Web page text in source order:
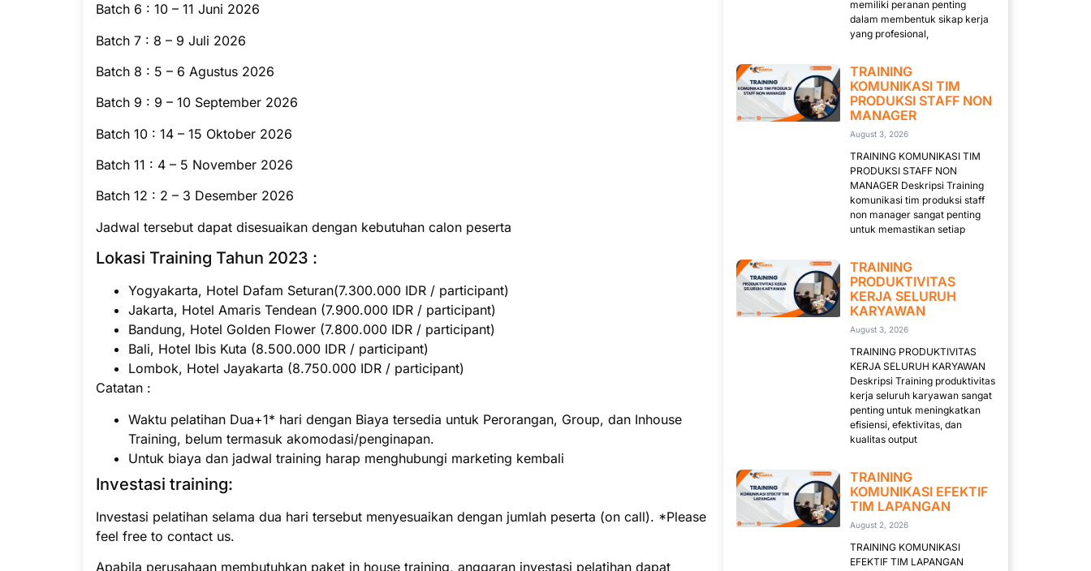
Batch 6 : 10 – 11 Juni 2026
Batch 7 : 8 – 9 Juli 2026
Batch 8 : 5 – 6 Agustus 2026
Batch 9 : 9 – 10 September 2026
Batch 10 : 14 – 15 Oktober 2026
Batch 11 : 4 – 5 November 2026
Batch 12 : 2 – 3 Desember 2026
Jadwal tersebut dapat disesuaikan dengan kebutuhan calon peserta
Lokasi Training Tahun 2023 :
Yogyakarta, Hotel Dafam Seturan(7.300.000 IDR / participant)
Jakarta, Hotel Amaris Tendean (7.900.000 IDR / participant)
Bandung, Hotel Golden Flower (7.800.000 IDR / participant)
Bali, Hotel Ibis Kuta (8.500.000 IDR / participant)
Lombok, Hotel Jayakarta (8.750.000 IDR / participant)
Catatan :
Waktu pelatihan Dua+1* hari dengan Biaya tersedia untuk Perorangan, Group, dan Inhouse
Training, belum termasuk akomodasi/penginapan.
Untuk biaya dan jadwal training harap menghubungi marketing kembali
Investasi training:
Investasi pelatihan selama dua hari tersebut menyesuaikan dengan jumlah peserta (on call). *Please
feel free to contact us.
Apabila perusahaan membutuhkan paket in house training, anggaran investasi pelatihan dapat
memiliki peranan penting
dalam membentuk sikap kerja
yang profesional,
TRAINING
KOMUNIKASI TIM
PRODUKSI STAFF NON
MANAGER
August 3, 2026
TRAINING KOMUNIKASI TIM
PRODUKSI STAFF NON
MANAGER Deskripsi Training
komunikasi tim produksi staff
non manager sangat penting
untuk memastikan setiap
TRAINING
PRODUKTIVITAS
KERJA SELURUH
KARYAWAN
August 3, 2026
TRAINING PRODUKTIVITAS
KERJA SELURUH KARYAWAN
Deskripsi Training produktivitas
kerja seluruh karyawan sangat
penting untuk meningkatkan
efisiensi, efektivitas, dan
kualitas output
TRAINING
KOMUNIKASI EFEKTIF
TIM LAPANGAN
August 2, 2026
TRAINING KOMUNIKASI
EFEKTIF TIM LAPANGAN